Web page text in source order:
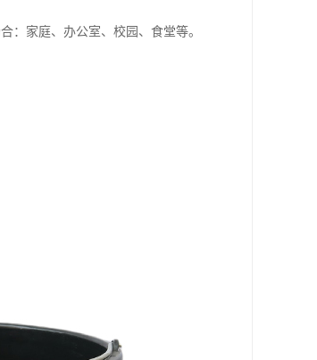
：家庭、办公室、校园、食堂等。